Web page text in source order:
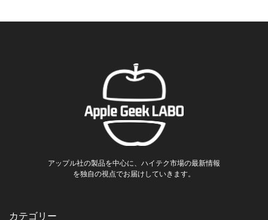
アップル社の製品を中心に、ハイテク市場の最新情報
を独自の視点でお届けしていきます。